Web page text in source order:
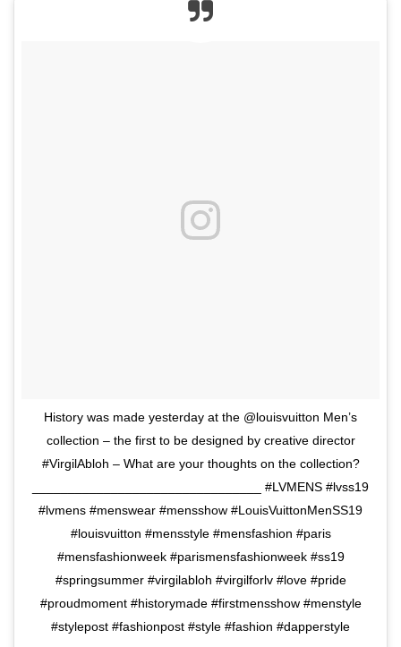
History was made yesterday at the @louisvuitton Men’s
collection – the first to be designed by creative director
#VirgilAbloh – What are your thoughts on the collection?
________________________________ #LVMENS #lvss19
#lvmens #menswear #mensshow #LouisVuittonMenSS19
#louisvuitton #mensstyle #mensfashion #paris
#mensfashionweek #parismensfashionweek #ss19
#springsummer #virgilabloh #virgilforlv #love #pride
#proudmoment #historymade #firstmensshow #menstyle
#stylepost #fashionpost #style #fashion #dapperstyle